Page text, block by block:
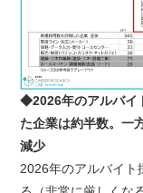
◆2026年のアルバイ
た企業は約半数。一
減少
2026年のアルバイト